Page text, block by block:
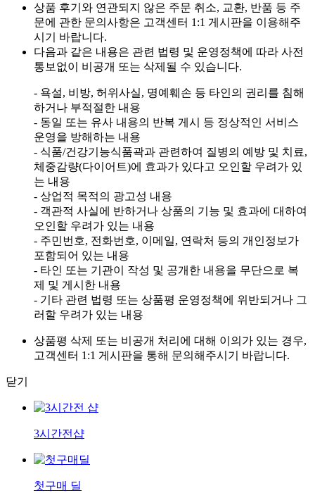
상품 후기와 연관되지 않은 주문 취소, 교환, 반품 등 주
문에 관한 문의사항은 고객센터 1:1 게시판을 이용해주
시기 바랍니다.
다음과 같은 내용은 관련 법령 및 운영정책에 따라 사전
통보없이 비공개 또는 삭제될 수 있습니다.
- 욕설, 비방, 허위사실, 명예훼손 등 타인의 권리를 침해
하거나 부적절한 내용
- 동일 또는 유사 내용의 반복 게시 등 정상적인 서비스
운영을 방해하는 내용
- 식품/건강기능식품곽과 관련하여 질병의 예방 및 치료,
체중감량(다이어트)에 효과가 있다고 오인할 우려가 있
는 내용
- 상업적 목적의 광고성 내용
- 객관적 사실에 반하거나 상품의 기능 및 효과에 대하여
오인할 우려가 있는 내용
- 주민번호, 전화번호, 이메일, 연락처 등의 개인정보가
포함되어 있는 내용
- 타인 또는 기관이 작성 및 공개한 내용을 무단으로 복
제 및 게시한 내용
- 기타 관련 법령 또는 상품평 운영정책에 위반되거나 그
러할 우려가 있는 내용
상품평 삭제 또는 비공개 처리에 대해 이의가 있는 경우,
고객센터 1:1 게시판을 통해 문의해주시기 바랍니다.
닫기
3시간전샵
첫구매 딜